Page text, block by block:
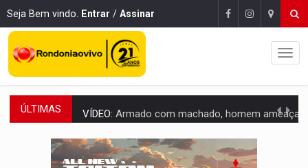
Seja Bem vindo. Entrar / Assinar
ÚLTIMAS VÍDEO: Armado com machado, homem ameaça matar sobrinha grávida e
TRIBUNAL DO CRIME:Homem é espancado por facção criminosa
VÍDEO:Perseguição é registrada no shopping após colombiana furtar